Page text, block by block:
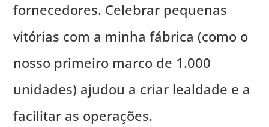
fornecedores. Celebrar pequenas
vitórias com a minha fábrica (como o
nosso primeiro marco de 1.000
unidades) ajudou a criar lealdade e a
facilitar as operações.